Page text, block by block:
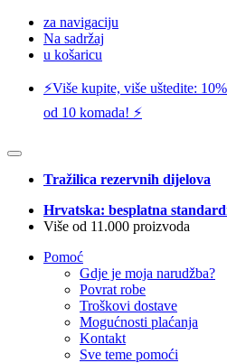
za navigaciju
Na sadržaj
u košaricu
⚡️Više kupite, više uštedite:
od 10 komada! ⚡️
Tražilica rezervnih dijelova
Hrvatska: besplatna
Više od 11.000 proizvoda
Pomoć
Gdje je moja narudžba?
Povrat robe
Troškovi dostave
Mogućnosti plaćanja
Kontakt
Sve teme pomoći